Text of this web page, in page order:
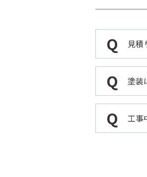
見積
塗装
工事